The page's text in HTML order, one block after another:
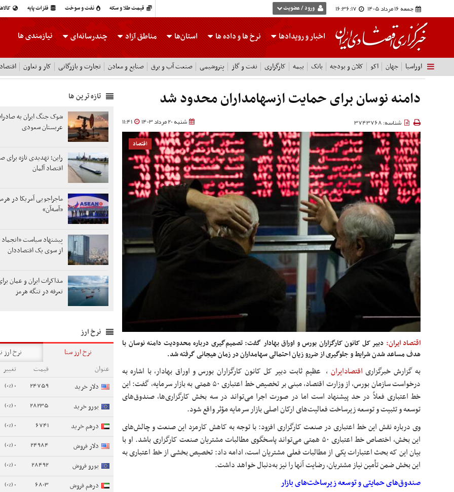
قیمت طلا و سکه نفت و سوخت فلزات پایه جمعه 16 مرداد 1405 16:36:18 ورود / عضویت
اخبار و رویدادها نرخ هاو داده ها استان‌ها مناطق آزاد چندرسانه‌ای نیازمندی ها
اوراسیا جهان اکو کلان و بودجه بانک بیمه کارگزاری نفت و گاز پتروشیمی صنعت آب و برق صنایع و معادن تجارت و بازرگانی کار و تعاون
دامنه نوسان برای حمایت ازسهامداران محدود شد
شنبه 20 مرداد 1403 11:41 شناسه: 3743768
اقتصاد
اقتصاد ایران: دبیر کل کانون کارگزاران بورس و اوراق بهادار گفت: تصمیم‌گیری درباره محدودیت دامنه نوسان با
هدف مساعد شدن شرایط و جلوگیری از ضررو زیان احتمالی سهامداران در زمان هیجانی گرفته شد.
به گزارش خبرگزاری اقتصادایران ، عظیم ثابت دبیر کل کانون کارگزاران بورس و اوراق بهادار، با اشاره به
درخواست سازمان بورس، از وزارت اقتصاد، مبنی بر تخصیص خط اعتباری ۵۰ همتی به بازار سرمایه، گفت: این
خط اعتباری فعلاً در حد پیشنهاد است اما در صورت اجرا می‌تواند در سه بخش کارگزاری‌ها، صندوق‌های
توسعه و تثبیت و توسعه زیرساخت فعالیت‌های ارکان اصلی بازار سرمایه مؤثر واقع شود.
وی درباره نقش این خط اعتباری در صنعت کارگزاری افزود: با توجه به کاهش کارمزد این صنعت و چالش‌های
این بخش، اختصاص خط اعتباری ۵۰ همتی می‌تواند پاسخگوی مطالبات مشتریان صنعت کارگزاری باشد. او با
بیان این که بحث اعتبارات یکی از مطالبات فعلی مشتریان است، ادامه داد: تخصیص بخشی از خط اعتباری به
این بخش ضمن تأمین نیاز مشتریان، رضایت آنها را نیز به‌دنبال خواهد داشت.
صندوق‌های حمایتی و توسعه زیرساخت‌های بازار
تازه ترین ها
شوک جنگ ایران به
عربستان سعودی
راین؛ تهدیدی تازه
اقتصاد آلمان
ماجراجویی آمریکا در
«آسه‌آن»
پیشنهاد سیاست
از سوی یک اقتصاددان
مذاکرات ایران و عمان
تعرفه در تنگه هرمز
نرخ ارز
نرخ ارز سنا
نرخ ارز
عنوان
قیمت تغییر
دلار خرید
24759
0 (0%)
یورو خرید 28235
0 (0%)
درهم خرید 6741
0 (0%)
دلار فروش 24984
0 (0%)
یورو فروش 28492
0 (0%)
درهم فروش 6803
0 (0%)